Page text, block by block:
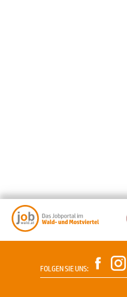
FOLGEN SIE UNS: